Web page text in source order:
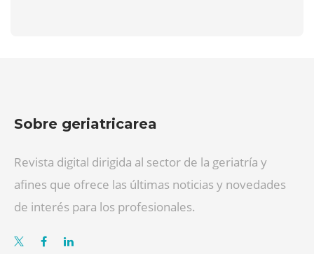
Sobre geriatricarea
Revista digital dirigida al sector de la geriatría y
afines que ofrece las últimas noticias y novedades
de interés para los profesionales.